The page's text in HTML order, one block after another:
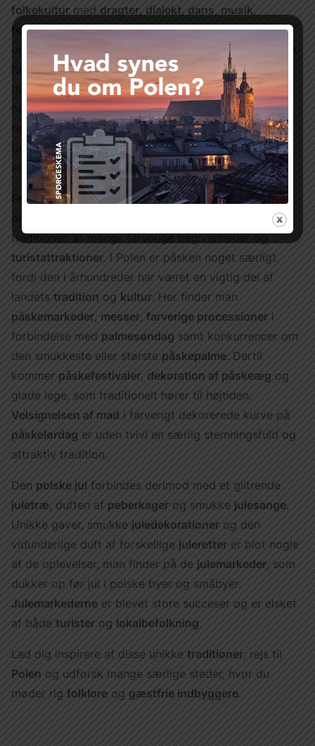
folkekultur med dragter, dialekt, dans, musik,
festivaleroghåndværk, blandt andet de berømte
er en af de mest
farverige og karakteristiskepolske folkedragter
den bæres stadig i dag. Elementer fra dens skønhed
har også inspireret andre regioner.
Kristi Legemsfest
fejres på en særlig smuk måde i Łowicz med en
farverig procession, hvor den traditionelle folkedragt
straks fanger alles blik.
Festlige skikkeer naturligvis tæt forbundet med
traditionelt af mange farverige begivenheder og
turistattraktioner. I Polen er påsken noget særligt,
fordi den i århundreder har været en vigtig del af
landets tradition og kultur. Her finder man
påskemarkeder, messer, farverige processioner i
forbindelse med palmesøndag samt konkurrencer om
den smukkeste eller største påskepalme. Dertil
kommer påskefestivaler, dekoration af påskeæg og
glade lege, som traditionelt hører til højtiden.
Velsignelsen af mad i farverigt dekorerede kurve på
påskelørdag er uden tvivl en særlig stemningsfuld og
attraktiv tradition.
Den polske jul forbindes derimod med et glitrende
juletræ, duften af peberkager og smukke julesange.
Unikke gaver, smukke juledekorationer og den
vidunderlige duft af forskellige juleretter er blot nogle
af de oplevelser, man finder på de julemarkeder, som
dukker op før jul i polske byer og småbyer.
Julemarkederne er blevet store succeser og er elsket
af både turister og lokalbefolkning.
Lad dig inspirere af disse unikke traditioner, rejs til
Polen og udforsk mange særlige steder, hvor du
møder rig folklore og gæstfrie indbyggere.